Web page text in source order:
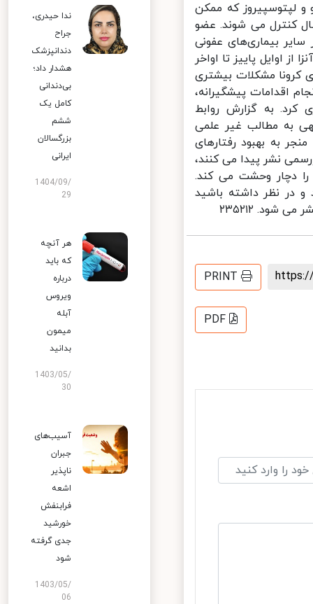
که ممکن
مانند هر سال کنترل می شوند. عضو
بیماری‌های عفونی
اوایل پاییز تا اواخر
مشکلات بیشتری
اقدامات پیشگیرانه،
به گزارش روابط
به مطالب غیر علمی
به بهبود رفتارهای
نشر پیدا می کنند،
دچار وحشت می کند.
در نظر داشته باشید
۲۳۵۲۱۲
PRINT
PDF
ندا حیدری،
جراح
دندانپزشک
هشدار داد؛
بی‌دندانی
کامل یک
ششم
بزرگسالان
ایرانی
1404/09/
29
هر آنچه
که باید
درباره
ویروس
آبله
میمون
بدانید
1403/05/
30
آسیب‌های
جبران
ناپذیر
اشعه
فرابنفش
خورشید
جدی گرفته
شود
1403/05/
06